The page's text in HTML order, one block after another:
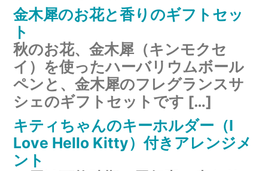
金木犀のお花と香りのギフトセッ
ト
秋のお花、金木犀（キンモクセ
イ）を使ったハーバリウムボール
ペンと、金木犀のフレグランスサ
シェのギフトセットです […]
キティちゃんのキーホルダー（I
Love Hello Kitty）付きアレンジメ
ント